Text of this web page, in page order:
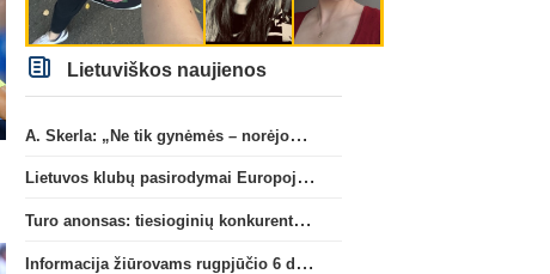
Lietuviškos naujienos
A. Skerla: „Ne tik gynėmės – norėjome atakuoti“
Lietuvos klubų pasirodymai Europoje: patirti pralaimėjimai Kroatijos atstovams
Turo anonsas: tiesioginių konkurentų dvikova Gargžduose
Informacija žiūrovams rugpjūčio 6 d. UEFA rungtynėms